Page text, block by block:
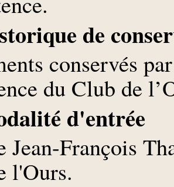
de
conservés
du Club de
d'entrée
Jean-François
l'Ours.